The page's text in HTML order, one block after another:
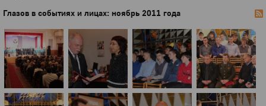
Глазов в событиях и лицах: ноябрь 2011 года